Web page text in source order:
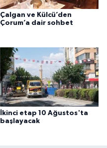
Çalgan ve Külcü’den
Çorum’a dair sohbet
İkinci etap 10 Ağustos'ta
başlayacak